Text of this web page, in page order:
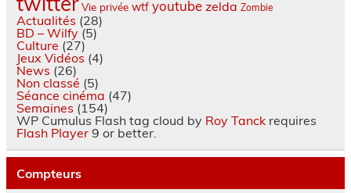
Vie privée wtf youtube zelda Zombie
Actualités (28)
BD – Wilfy(5)
Culture (27)
Jeux Vidéos (4)
News (26)
Non classé (5)
Séance cinéma (47)
Semaines (154)
WP Cumulus Flash tag cloud by Roy Tanckrequires
Flash Player9 or better.
Compteurs